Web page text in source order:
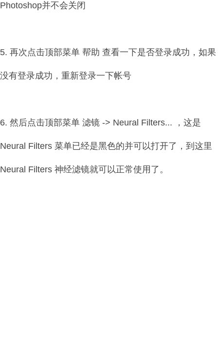
Photoshop并不会关闭
5. 再次点击顶部菜单 帮助 查看一下是否登录成功，如果
没有登录成功，重新登录一下帐号
6. 然后点击顶部菜单 滤镜 -> Neural Filters... ，这是
Neural Filters 菜单已经是黑色的并可以打开了，到这里
Neural Filters 神经滤镜就可以正常使用了。